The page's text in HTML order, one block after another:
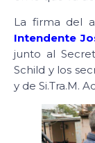
La firma del
Intendente
junto al
Schild y los
y de Si.Tra.M.